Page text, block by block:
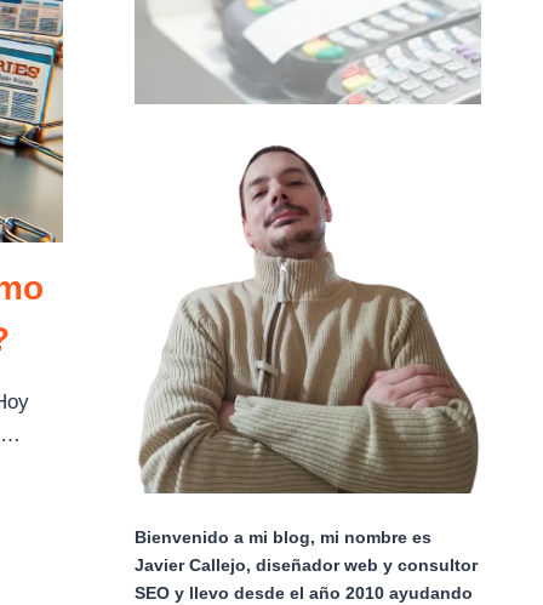
Bienvenido a mi blog, mi nombre es
Javier Callejo, diseñador web y consultor
SEO y llevo desde el año 2010 ayudando